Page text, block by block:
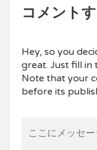
コメント
Hey, so you
great. Just fill in
Note that your
before its